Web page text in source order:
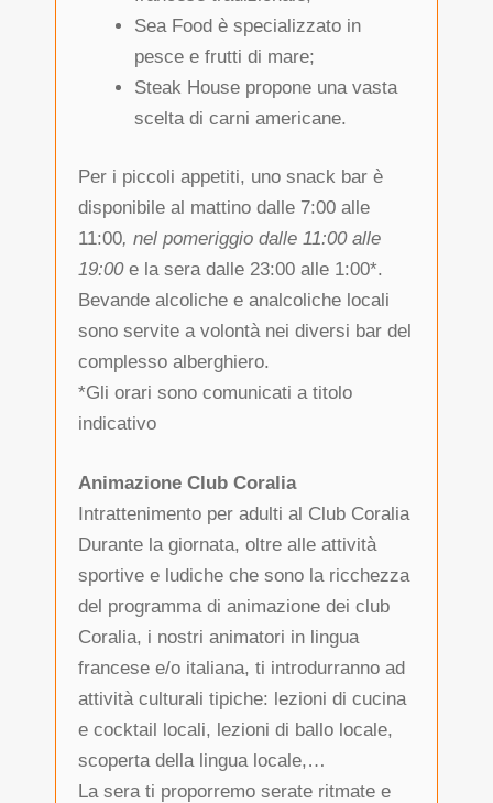
Sea Food è specializzato in
pesce e frutti di mare;
Steak House propone una vasta
scelta di carni americane.
Per i piccoli appetiti, uno snack bar è
disponibile al mattino dalle 7:00 alle
11:00, nel pomeriggio dalle 11:00 alle
19:00e la sera dalle 23:00 alle 1:00*.
Bevande alcoliche e analcoliche locali
sono servite a volontà nei diversi bar del
complesso alberghiero.
*Gli orari sono comunicati a titolo
indicativo
Animazione Club Coralia
Intrattenimento per adulti al Club Coralia
Durante la giornata, oltre alle attività
sportive e ludiche che sono la ricchezza
del programma di animazione dei club
Coralia, i nostri animatori in lingua
francese e/o italiana, ti introdurranno ad
attività culturali tipiche: lezioni di cucina
e cocktail locali, lezioni di ballo locale,
scoperta della lingua locale,…
La sera ti proporremo serate ritmate e